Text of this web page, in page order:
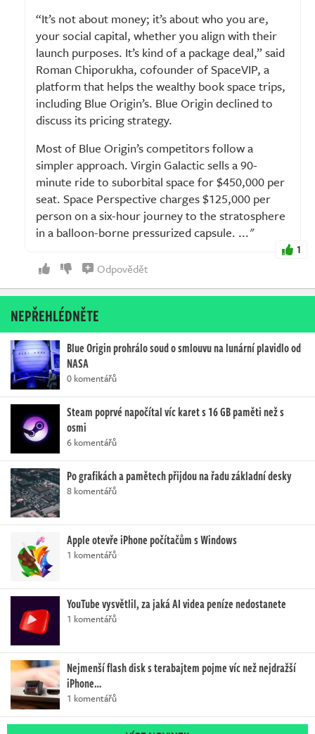
“It’s not about money; it’s about who you are,
your social capital, whether you align with their
launch purposes. It’s kind of a package deal,” said
Roman Chiporukha, cofounder of SpaceVIP, a
platform that helps the wealthy book space trips,
including Blue Origin’s. Blue Origin declined to
discuss its pricing strategy.
Most of Blue Origin’s competitors follow a
simpler approach. Virgin Galactic sells a 90-
minute ride to suborbital space for $450,000 per
seat. Space Perspective charges $125,000 per
person on a six-hour journey to the stratosphere
in a balloon-borne pressurized capsule. ..."
1
Odpovědět
NEPŘEHLÉDNĚTE
Blue Origin prohrálo soud o smlouvu na lunární plavidlo od
NASA
0 komentářů
Steam poprvé napočítal víc karet s 16 GB paměti než s
osmi
6 komentářů
Po grafikách a pamětech přijdou na řadu základní desky
8 komentářů
Apple otevře iPhone počítačům s Windows
1 komentářů
YouTube vysvětlil, za jaká AI videa peníze nedostanete
1 komentářů
Nejmenší flash disk s terabajtem pojme víc než nejdražší
iPhone…
1 komentářů